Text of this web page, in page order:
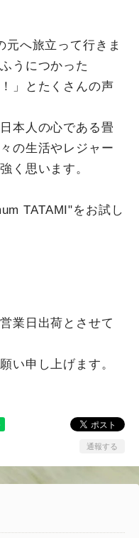
元へ旅立って行きま
うにつかった
」とたくさんの声
本人の心である畳
の生活やレジャー
く思います。
TATAMI"をお試し
業日出荷とさせて
い申し上げます。
通報する